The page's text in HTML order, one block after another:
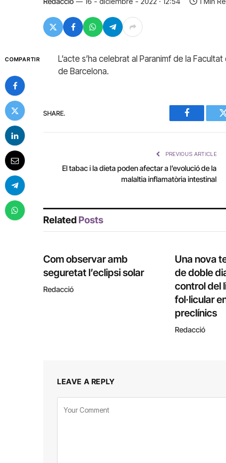
COMPARTIR
L’acte s’ha celebrat al Paranimf de la
de Barcelona.
SHARE.
Facebook
PREVIOUS ARTICLE
El tabac i la dieta poden afectar a l’evolució de la
malaltia inflamatòria intestinal
Related Posts
Com observar amb
seguretat l’eclipsi solar
Redacció
Una nova
de doble
control del
fol·licular
preclínics
Redacció
LEAVE A REPLY